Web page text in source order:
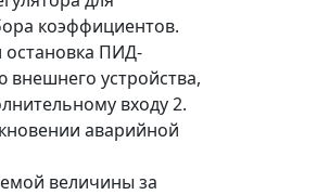
коэффициентов.
остановка ПИД-
устройства,
входу 2.
аварийной
величины за